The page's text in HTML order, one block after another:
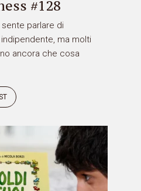
#128
parlare di
ma molti
ancora che cosa